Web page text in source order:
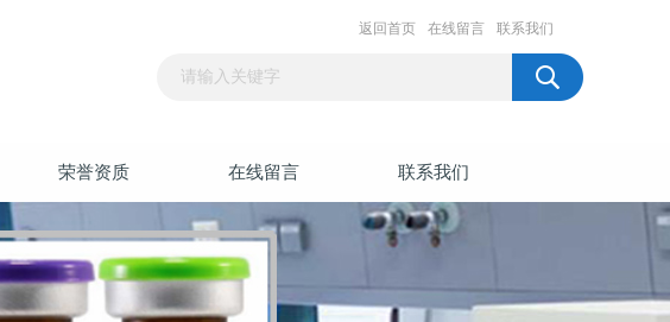
返回首页 在线留言 联系我们
荣誉资质 在线留言 联系我们